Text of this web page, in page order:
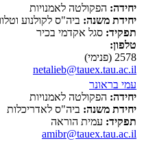
יחידה: הפקולטה לאמנויות
יחידת משנה: ביה"ס לקולנוע
תפקיד: סגל אקדמי בכיר
טלפון:
2578 (פנימי)
netalieb@tauex.tau.ac.il
עמי בראונר
יחידה: הפקולטה לאמנויות
יחידת משנה: ביה"ס לאדריכלות
תפקיד: עמית הוראה
amibr@tauex.tau.ac.il